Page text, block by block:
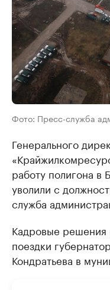
Фото: Пресс-служба
Генерального
работу полигона в
уволили с
служба
Кадровые решения
поездки
Кондратьева в